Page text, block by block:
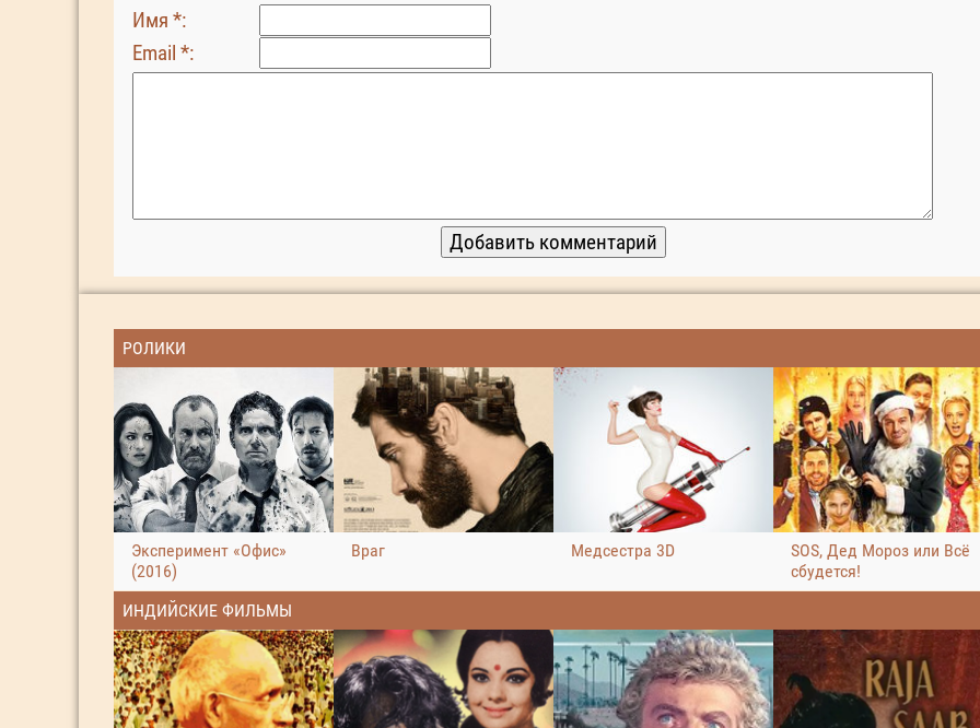
Имя *:
Email *:
РОЛИКИ
Эксперимент «Офис»
(2016)
Враг Медсестра 3D
SOS, Дед Мороз или Всё
сбудется!
ИНДИЙСКИЕ ФИЛЬМЫ